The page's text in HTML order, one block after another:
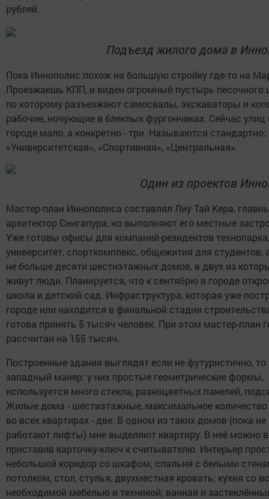
рублей.
Подъезд жилого дома в
Пока Иннополис похож на большую стройку где-то на
Проезжаешь КПП, и виден огромный пустырь песочного
по которому разъезжают самосвалы, экскаваторы и
рабочие, ночующие в блеклых фургончиках. Сейчас улиц
городе мало, а конкретно - три. Называются стандартно:
«Университетская», «Спортивная», «Центральная».
Один из проектов
Мастер-план Иннополиса составлял Лиу Тай Кера,
архитектор Сингапура, но выполняют его местные
Уже готовы офисы для компаний-резидентов технопарка,
университет, спорткомплекс, общежития для студентов,
не больше десяти шестиэтажных домов, в двух из
живут люди. Планируется, что к сентябрю в городе
школа и детский сад. Инфраструктура, которая уже
городе или находится в финальной стадии
готова принять 5 тысяч человек. При этом мастер-план
рассчитан на 155 тысяч.
Построенные здания выглядят если не футуристично, то
западный манер: у них простые геометрические формы,
используется много стекла, разноцветных панелей,
Жилые дома - шестиэтажные, максимальное
во всех квартирах - две. В одном из таких домов (пока не
работают лифты) мне выделяют квартиру. В неё можно
приставив карточку-ключ к считывателю. Интерьер
небольшой коридор со шкафом; спальня с белыми
потолком, стол, стулья, двухместная кровать; кухня со
необходимой мебелью и техникой; ванная и